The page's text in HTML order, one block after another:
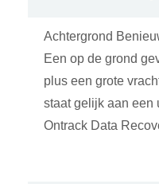
Achtergrond
Een op de grond
plus een grote
staat gelijk aan een
Ontrack Data